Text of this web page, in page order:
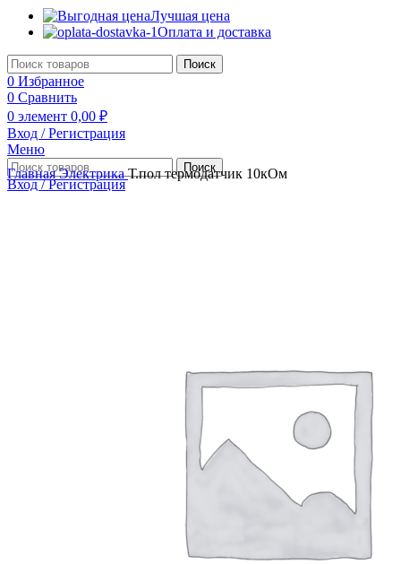
Лучшая цена
Оплата и доставка
Поиск
0 Избранное
0 Сравнить
0 элемент 0,00 ₽
Вход / Регистрация
Меню
Поиск
Вход / Регистрация
ГлавнаяЭлектрикаТ.пол термодатчик 10кОм